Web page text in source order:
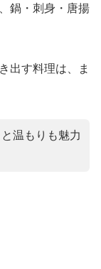
鍋・刺身・唐揚
出す料理は、ま
温もりも魅力